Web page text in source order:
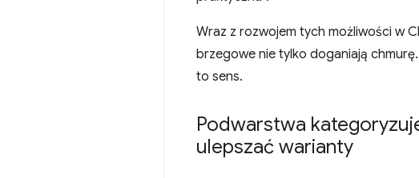
Wraz z rozwojem tych możliwości w
brzegowe nie tylko doganiają
to sens.
Podwarstwa
ulepszać warianty